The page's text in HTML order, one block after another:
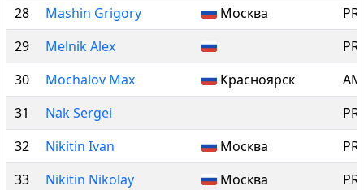
28
Mashin Grigory Москва
29
Melnik Alex
30
Mochalov Max Красноярск
31
Nak Sergei
32
Nikitin Ivan Москва
33
Nikitin Nikolay Москва